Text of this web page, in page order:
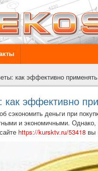
как эффективно
как эффективно
сэкономить деньги при
и экономичными.
https://kursktv.ru/53418 вы